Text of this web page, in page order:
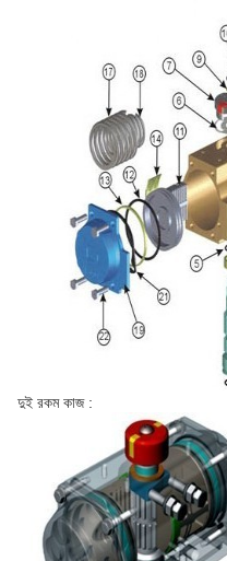
দুই রকম কাজ :